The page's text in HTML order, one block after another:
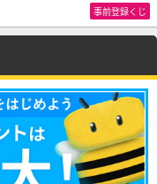
事前登録くじ